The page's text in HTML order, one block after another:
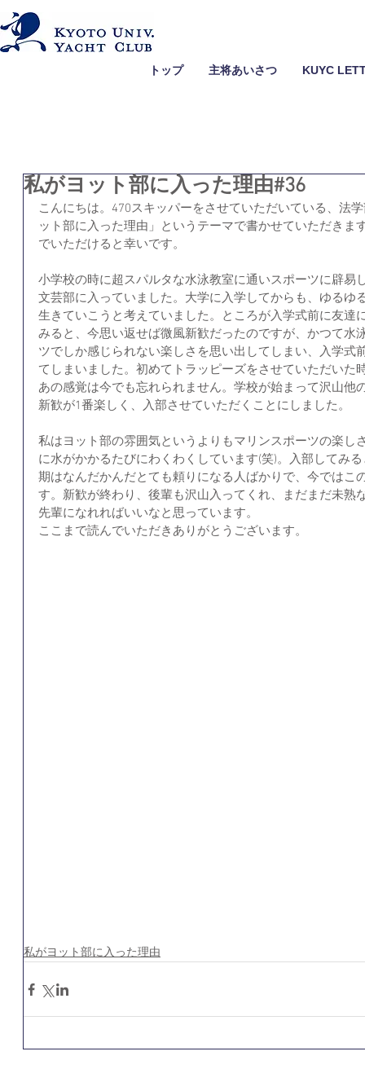
トップ 主将あいさつ KUYC
私がヨット部に入った理由#36
こんにちは。470スキッパーをさせていただいている、法
ット部に入った理由」というテーマで書かせていただきま
でいただけると幸いです。
小学校の時に超スパルタな水泳教室に通いスポーツに辟易
文芸部に入っていました。大学に入学してからも、ゆるゆ
生きていこうと考えていました。ところが入学式前に友達
みると、今思い返せば微風新歓だったのですが、かつて水
ツでしか感じられない楽しさを思い出してしまい、入学式
てしまいました。初めてトラッピーズをさせていただいた
あの感覚は今でも忘れられません。学校が始まって沢山他
新歓が1番楽しく、入部させていただくことにしました。
私はヨット部の雰囲気というよりもマリンスポーツの楽し
に水がかかるたびにわくわくしています(笑)。入部してみ
期はなんだかんだとても頼りになる人ばかりで、今ではこ
す。新歓が終わり、後輩も沢山入ってくれ、まだまだ未熟
先輩になれればいいなと思っています。
ここまで読んでいただきありがとうございます。
私がヨット部に入った理由